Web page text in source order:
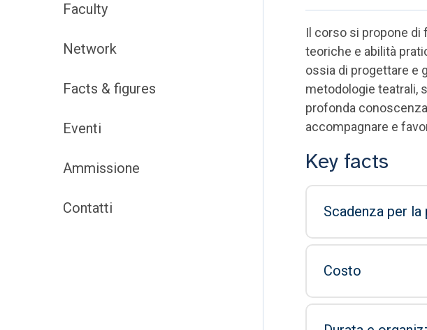
Faculty
Network
Facts & figures
Eventi
Ammissione
Contatti
Il corso si propone
teoriche e abilità
ossia di progettare e
metodologie teatrali,
profonda
accompagnare e
Key facts
Scadenza per
Costo